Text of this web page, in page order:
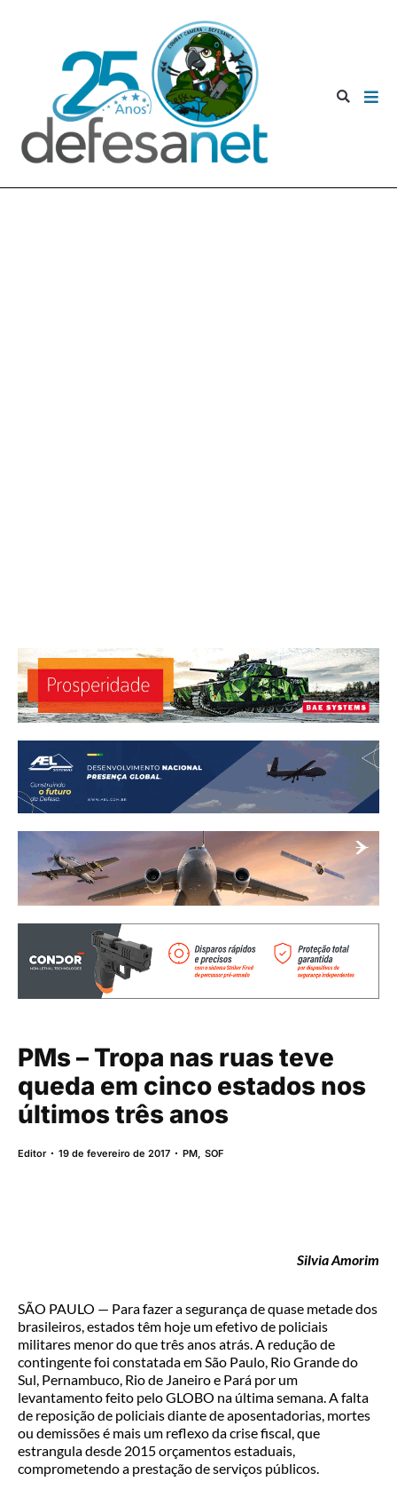
PMs – Tropa nas ruas teve
queda em cinco estados nos
últimos três anos
Editor 19 de fevereiro de 2017 PM,SOF
Silvia Amorim
SÃO PAULO — Para fazer a segurança de quase metade dos
brasileiros, estados têm hoje um efetivo de policiais
militares menor do que três anos atrás. A redução de
contingente foi constatada em São Paulo, Rio Grande do
Sul, Pernambuco, Rio de Janeiro e Pará por um
levantamento feito pelo GLOBO na última semana. A falta
de reposição de policiais diante de aposentadorias, mortes
ou demissões é mais um reflexo da crise fiscal, que
estrangula desde 2015 orçamentos estaduais,
comprometendo a prestação de serviços públicos.